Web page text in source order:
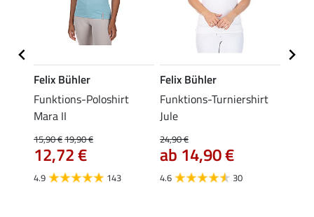
Felix Bühler
Funktions-Poloshirt
Mara II
15,90 €19,90 €
12,72 €
4.9 143
Felix Bühler
Funktions-Turniershirt
Jule
24,90 €
ab 14,90 €
4.6 30